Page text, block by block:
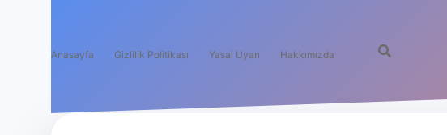
Anasayfa Gizlilik Politikası Yasal Uyarı Hakkımızda